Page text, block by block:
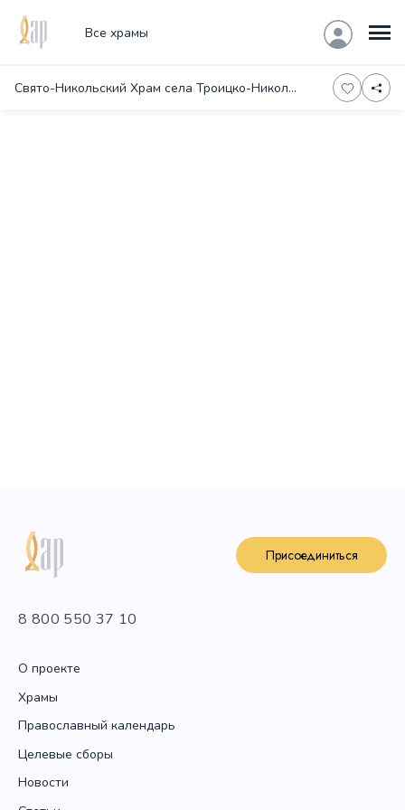
Все храмы
Свято-Никольский Храм села Троицко-Никольское
О проекте
Храмы
Православный календарь
Целевые сборы
Новости
Присоединиться
8 800 550 37 10